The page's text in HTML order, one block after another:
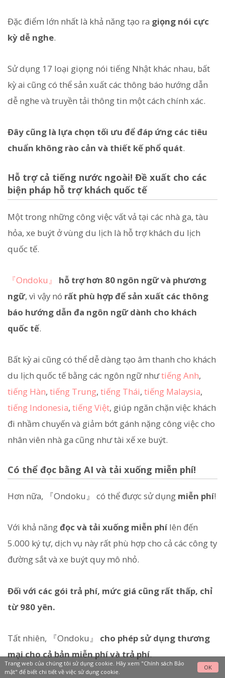
Đặc điểm lớn nhất là khả năng tạo ra giọng nói cực
kỳ dễ nghe.
Sử dụng 17 loại giọng nói tiếng Nhật khác nhau, bất
kỳ ai cũng có thể sản xuất các thông báo hướng dẫn
dễ nghe và truyền tải thông tin một cách chính xác.
Đây cũng là lựa chọn tối ưu để đáp ứng các tiêu
chuẩn không rào cản và thiết kế phổ quát.
Hỗ trợ cả tiếng nước ngoài! Đề xuất cho các
biện pháp hỗ trợ khách quốc tế
Một trong những công việc vất vả tại các nhà ga, tàu
hỏa, xe buýt ở vùng du lịch là hỗ trợ khách du lịch
quốc tế.
『Ondoku』
hỗ trợ hơn 80 ngôn ngữ và phương
ngữ, vì vậy nó rất phù hợp để sản xuất các thông
báo hướng dẫn đa ngôn ngữ dành cho khách
quốc tế.
Bất kỳ ai cũng có thể dễ dàng tạo âm thanh cho khách
du lịch quốc tế bằng các ngôn ngữ nhưtiếng Anh,
tiếng Hàn, tiếng Trung, tiếng Thái, tiếng Malaysia,
tiếng Indonesia, tiếng Việt, giúp ngăn chặn việc khách
đi nhầm chuyến và giảm bớt gánh nặng công việc cho
nhân viên nhà ga cũng như tài xế xe buýt.
Có thể đọc bằng AI và tải xuống miễn phí!
Hơn nữa, 『Ondoku』 có thể được sử dụng miễn phí!
Với khả năngđọc và tải xuống miễn phílên đến
5.000 ký tự, dịch vụ này rất phù hợp cho cả các công ty
đường sắt và xe buýt quy mô nhỏ.
Đối với các gói trả phí, mức giá cũng rất thấp, chỉ
từ 980 yên.
Tất nhiên, 『Ondoku』 cho phép sử dụng thương
mại cho cả bản miễn phí và trả phí.
Trang web của chúng tôi sử dụng cookie. Hãy xem "Chính sách Bảo
mật" để biết chi tiết về việc sử dụng cookie.
OK